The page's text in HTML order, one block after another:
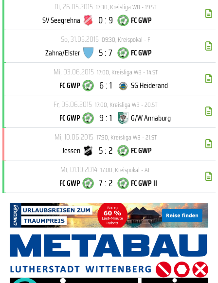
Di, 26.05.2015 17:30,Kreisliga WB - 19.ST
SV Seegrehna 0 : 9
FC GWP
So, 31.05.2015 09:30,Kreispokal - F
Zahna/Elster 5 : 7
FC GWP
Mi, 03.06.2015 17:00,Kreisliga WB - 14.ST
FC GWP 6 : 1
SG Heiderand
Fr, 05.06.2015 17:00,Kreisliga WB - 20.ST
FC GWP 9 : 1
G/W Annaburg
Mi, 10.06.2015 17:30,Kreisliga WB - 21.ST
Jessen 5 : 2
FC GWP
Mi, 01.10.2014 17:00,Kreispokal - AF
FC GWP 7 : 2 FC GWP II